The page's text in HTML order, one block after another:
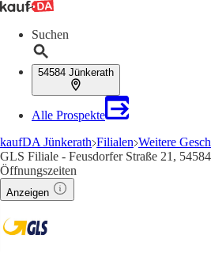
Suchen
54584 Jünkerath
Alle Prospekte
kaufDA Jünkerath Filialen Weitere
GLS Filiale - Feusdorfer Straße 21,
Öffnungszeiten
Anzeigen